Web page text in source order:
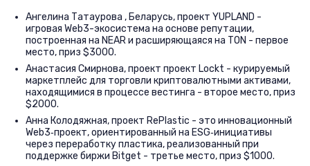
Ангелина Татаурова , Беларусь, проект YUPLAND -
игровая Web3-экосистема на основе репутации,
построенная на NEAR и расширяющаяся на TON - первое
место, приз $3000.
Анастасия Смирнова, проект проект Lockt - курируемый
маркетплейс для торговли криптовалютными активами,
находящимися в процессе вестинга - второе место, приз
$2000.
Анна Колодяжная, проект RePlastic - это инновационный
Web3‑проект, ориентированный на ESG‑инициативы
через переработку пластика, реализованный при
поддержке биржи Bitget - третье место, приз $1000.